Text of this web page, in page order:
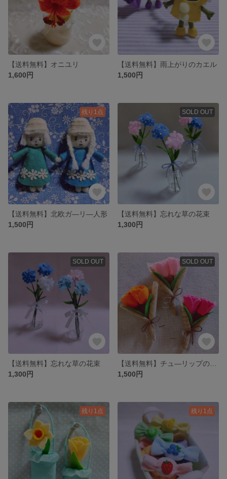
【送料無料】オニユリ
1,600円
【送料無料】雨上がりのカエル
1,500円
残り1点
【送料無料】北欧ガ―リ―人形
1,500円
SOLD OUT
【送料無料】忘れな草の花束
1,300円
SOLD OUT
【送料無料】忘れな草の花束
1,300円
SOLD OUT
1,500円
残り1点 残り1点